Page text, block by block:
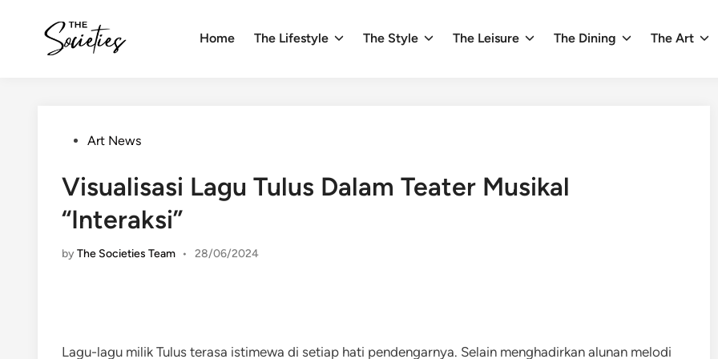
Home The Lifestyle The Style The Leisure The Dining The Art
PostedArt News
Visualisasi Lagu Tulus Dalam Teater Musikal
“Interaksi”
byThe Societies Team • 28/06/2024
Lagu-lagu milik Tulus terasa istimewa di setiap hati pendengarnya. Selain menghadirkan alunan melodi